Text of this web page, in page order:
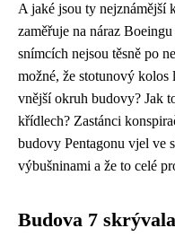
A jaké jsou ty nejznámější
zaměřuje na náraz
snímcích nejsou těsně po
možné, že stotunový
vnější okruh budovy? Jak
křídlech? Zastánci
budovy Pentagonu vjel ve
výbušninami a že to celé
Budova 7